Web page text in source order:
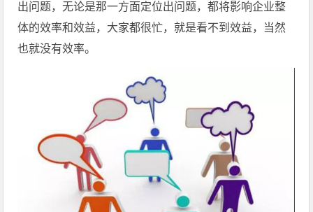
出问题，无论是那一方面定位出问题，都将影响企业整
体的效率和效益，大家都很忙，就是看不到效益，当然
也就没有效率。